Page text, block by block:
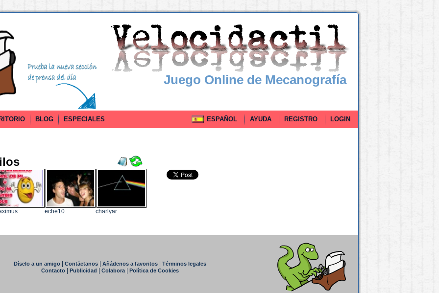
Juego Online de Mecanografía
BLOG ESPECIALES ESPAÑOL AYUDA REGISTRO LOGIN
eche10 charlyar
Díselo a un amigo| Contáctanos| Añádenos a favoritos|
Términos legales
Contacto| Publicidad Colabora| Política de Cookies